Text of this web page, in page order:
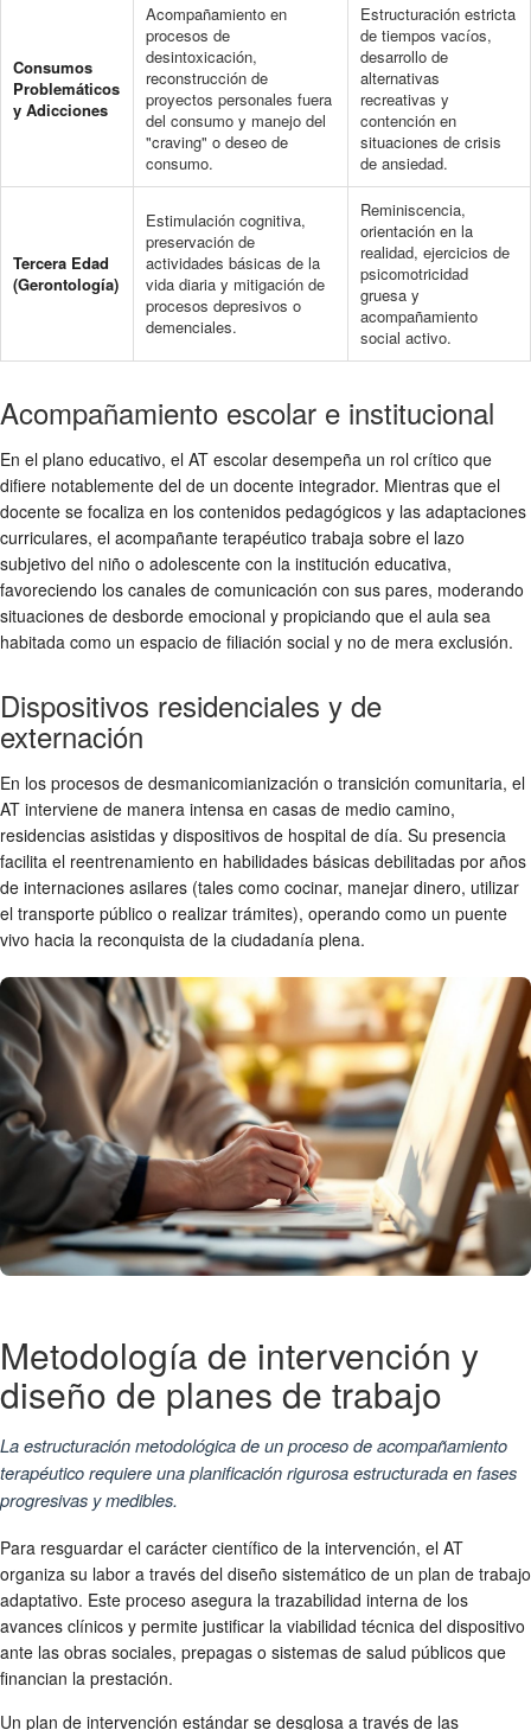
Consumos
Problemáticos
y Adicciones
Acompañamiento en
procesos de
desintoxicación,
reconstrucción de
proyectos personales fuera
del consumo y manejo del
"craving" o deseo de
consumo.
Estructuración estricta
de tiempos vacíos,
desarrollo de
alternativas
recreativas y
contención en
situaciones de crisis
de ansiedad.
Tercera Edad
(Gerontología)
Estimulación cognitiva,
preservación de
actividades básicas de la
vida diaria y mitigación de
procesos depresivos o
demenciales.
Reminiscencia,
orientación en la
realidad, ejercicios de
psicomotricidad
gruesa y
acompañamiento
social activo.
Acompañamiento escolar e institucional
En el plano educativo, el AT escolar desempeña un rol crítico que
difiere notablemente del de un docente integrador. Mientras que el
docente se focaliza en los contenidos pedagógicos y las adaptaciones
curriculares, el acompañante terapéutico trabaja sobre el lazo
subjetivo del niño o adolescente con la institución educativa,
favoreciendo los canales de comunicación con sus pares, moderando
situaciones de desborde emocional y propiciando que el aula sea
habitada como un espacio de filiación social y no de mera exclusión.
Dispositivos residenciales y de
externación
En los procesos de desmanicomianización o transición comunitaria, el
AT interviene de manera intensa en casas de medio camino,
residencias asistidas y dispositivos de hospital de día. Su presencia
facilita el reentrenamiento en habilidades básicas debilitadas por años
de internaciones asilares (tales como cocinar, manejar dinero, utilizar
el transporte público o realizar trámites), operando como un puente
vivo hacia la reconquista de la ciudadanía plena.
Metodología de intervención y
diseño de planes de trabajo
La estructuración metodológica de un proceso de acompañamiento
terapéutico requiere una planificación rigurosa estructurada en fases
progresivas y medibles.
Para resguardar el carácter científico de la intervención, el AT
organiza su labor a través del diseño sistemático de un plan de trabajo
adaptativo. Este proceso asegura la trazabilidad interna de los
avances clínicos y permite justificar la viabilidad técnica del dispositivo
ante las obras sociales, prepagas o sistemas de salud públicos que
financian la prestación.
Un plan de intervención estándar se desglosa a través de las